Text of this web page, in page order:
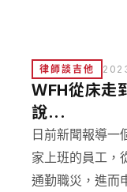
活中有可能發生
律師談吉他
ＷFH從床走
說...
日前新聞報導一
家上班的員工，
通勤職災，進而